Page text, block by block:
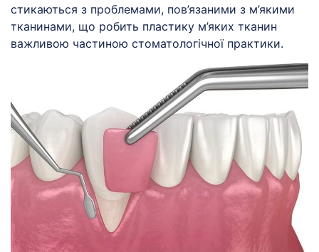
стикаються з проблемами, пов’язаними з м’якими
тканинами, що робить пластику м’яких тканин
важливою частиною стоматологічної практики.